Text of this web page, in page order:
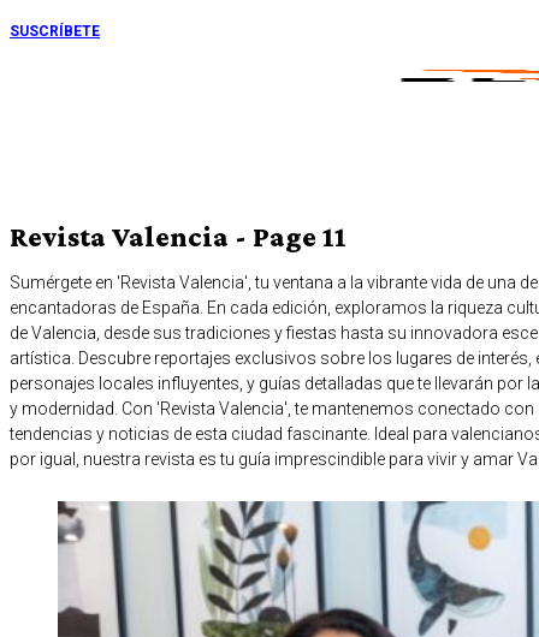
SUSCRÍBETE
Revista Valencia - Page 11
Sumérgete en 'Revista Valencia', tu ventana a la vibrante vida de una
encantadoras de España. En cada edición, exploramos la riqueza
de Valencia, desde sus tradiciones y fiestas hasta su innovadora
artística. Descubre reportajes exclusivos sobre los lugares de interés,
personajes locales influyentes, y guías detalladas que te llevarán por
y modernidad. Con 'Revista Valencia', te mantenemos conectado
tendencias y noticias de esta ciudad fascinante. Ideal para
por igual, nuestra revista es tu guía imprescindible para vivir y amar